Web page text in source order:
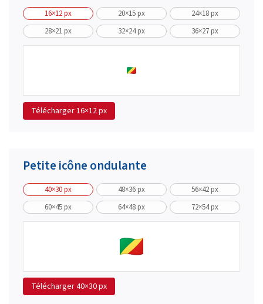
16×12 px 20×15 px
24×18 px
28×21 px
32×24 px 36×27 px
Télécharger16×12 px
Petite icône ondulante
40×30 px 48×36 px
56×42 px
60×45 px
64×48 px 72×54 px
Télécharger40×30 px